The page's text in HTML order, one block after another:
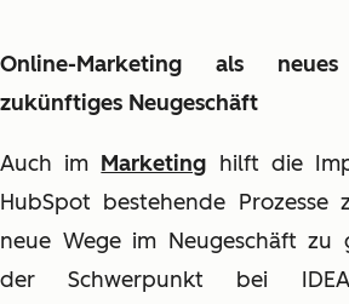
Online-Marketing als
zukünftiges Neugeschäft
Auch im Marketing hilft die
HubSpot bestehende
neue Wege im Neugeschäft zu
der Schwerpunkt bei